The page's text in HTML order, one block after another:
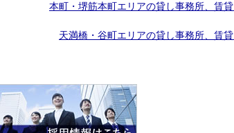
本町・堺筋本町エリアの貸し事務所、賃
天満橋・谷町エリアの貸し事務所、賃